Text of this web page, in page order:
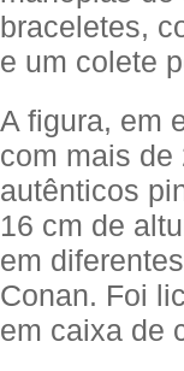
braceletes,
e um colete
A figura, em
com mais de
autênticos
16 cm de
em
Conan. Foi
em caixa de